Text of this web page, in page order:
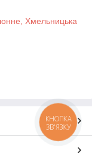
Хмельницька
КНОПКА
ЗВ'ЯЗКУ